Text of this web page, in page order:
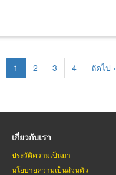
Current
page
1 Page
2 Page
3 Page
4
Next
page
ถัดไป ›
เกี่ยวกับเรา
ประวัติความเป็นมา
นโยบายความเป็นส่วนตัว